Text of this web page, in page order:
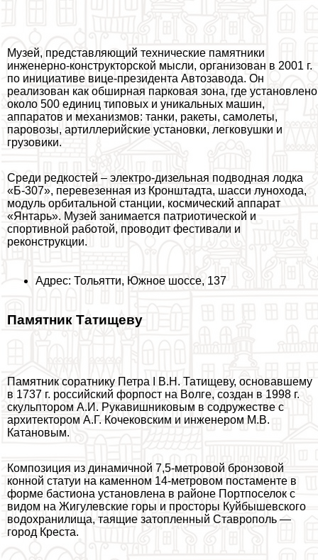
Музей, представляющий технические памятники
инженерно-конструкторской мысли, организован в 2001 г.
по инициативе вице-президента Автозавода. Он
реализован как обширная парковая зона, где установлено
около 500 единиц типовых и уникальных машин,
аппаратов и механизмов: танки, paкеты, самолеты,
паровозы, артиллерийские установки, легковушки и
грузовики.
Среди редкостей – электро-дизельная подводная лодка
«Б-307», перевезенная из Кронштадта, шасси лунохода,
модуль орбитальной станции, космический аппарат
«Янтарь». Музей занимается патриотической и
спортивной работой, проводит фестивали и
реконструкции.
Адрес: Тольятти, Южное шоссе, 137
Памятник Татищеву
Памятник соратнику Петра I В.Н. Татищеву, основавшему
в 1737 г. российский форпост на Волге, создан в 1998 г.
скульптором А.И. Рукавишниковым в содружестве с
архитектором А.Г. Кочековским и инженером М.В.
Катановым.
Композиция из динамичной 7,5-метровой бронзовой
конной статуи на каменном 14-метровом постаменте в
форме бастиона установлена в районе Портпоселок с
видом на Жигулевские горы и просторы Куйбышевского
водохранилища, таящие затопленный Ставрополь —
город Креста.